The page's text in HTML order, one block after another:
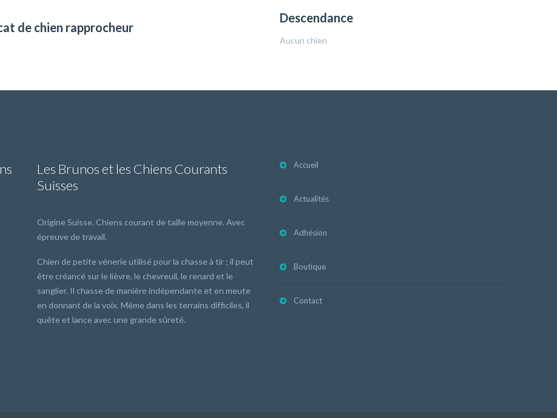
de chien rapprocheur
Descendance
Aucun chien
Les Brunos et les Chiens Courants
Suisses
Origine Suisse. Chiens courant de taille moyenne. Avec
épreuve de travail.
Chien de petite vénerie utilisé pour la chasse à tir ; il peut
être créancé sur le lièvre, le chevreuil, le renard et le
sanglier. Il chasse de manière indépendante et en meute
en donnant de la voix. Même dans les terrains difficiles, il
quête et lance avec une grande sûreté.
Accueil
Actualités
Adhésion
Boutique
Contact